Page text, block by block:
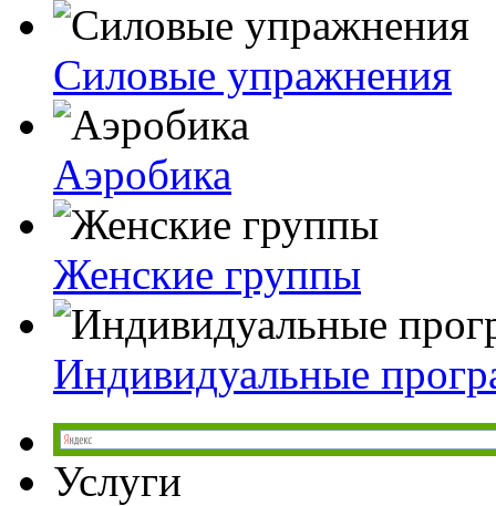
Силовые упражнения
Аэробика
Женские группы
Индивидуальные
Услуги